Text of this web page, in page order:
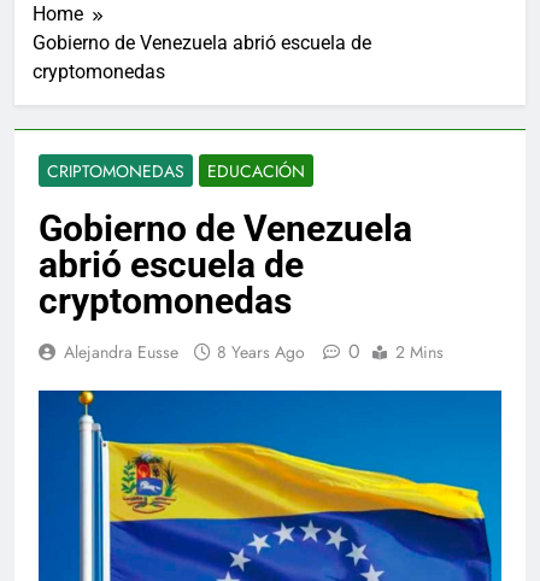
Home
Gobierno de Venezuela abrió escuela de
cryptomonedas
CRIPTOMONEDAS EDUCACIÓN
Gobierno de Venezuela
abrió escuela de
cryptomonedas
Alejandra Eusse 8 Years Ago 0 2 Mins